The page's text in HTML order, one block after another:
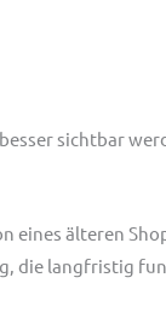
sichtbar
eines älteren
die langfristig